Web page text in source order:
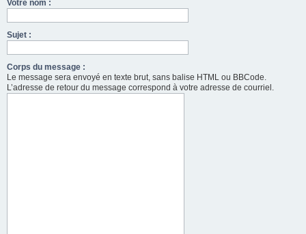
Votre nom :
Sujet :
Corps du message :
Le message sera envoyé en texte brut, sans balise HTML ou BBCode.
L’adresse de retour du message correspond à votre adresse de courriel.